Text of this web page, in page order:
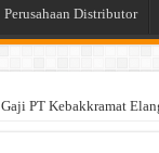
Perusahaan Distributor
Gaji PT Kebakkramat